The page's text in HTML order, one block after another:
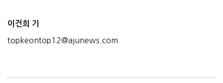
이건희 기
topkeontop12@ajunews.com